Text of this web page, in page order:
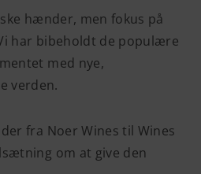
hænder, men fokus på
har bibeholdt de populære
med nye,
verden.
fra Noer Wines til Wines
om at give den